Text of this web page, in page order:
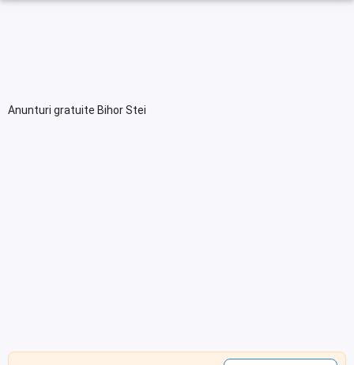
Anunturi gratuite Bihor Stei